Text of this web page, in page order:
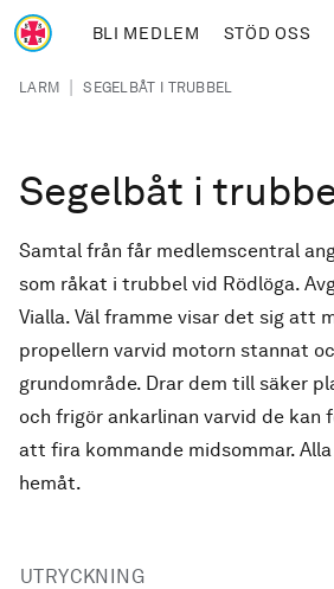
Hoppa till huvudinnehåll
BLI MEDLEM STÖD OSS
Länkstig
LARM | SEGELBÅT I TRUBBEL
Segelbåt i
Samtal från får medlemscentral
som råkat i trubbel vid Rödlöga.
Vialla. Väl framme visar det sig att
propellern varvid motorn stannat
grundområde. Drar dem till säker
och frigör ankarlinan varvid de kan
att fira kommande midsommar.
hemåt.
UTRYCKNING